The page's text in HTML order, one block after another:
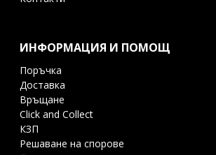
ИНФОРМАЦИЯ И ПОМОЩ
Поръчка
Доставка
Връщане
Click and Collect
КЗП
Решаване на спорове